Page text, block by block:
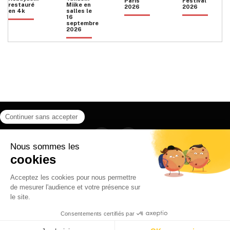
restauré
en 4k
Miike en
salles le
16
septembre
2026
2026
2026
Instagram
CONTACT
POLITIQUE DE CONFIDENTIALITÉ
© 2026 Ilyfunet communication